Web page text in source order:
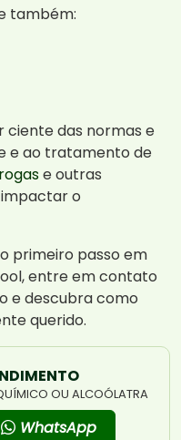
também:
ciente das normas e
e ao tratamento de
e outras
o
primeiro passo em
entre em contato
e descubra como
querido.
OU ALCOÓLATRA
WhatsApp